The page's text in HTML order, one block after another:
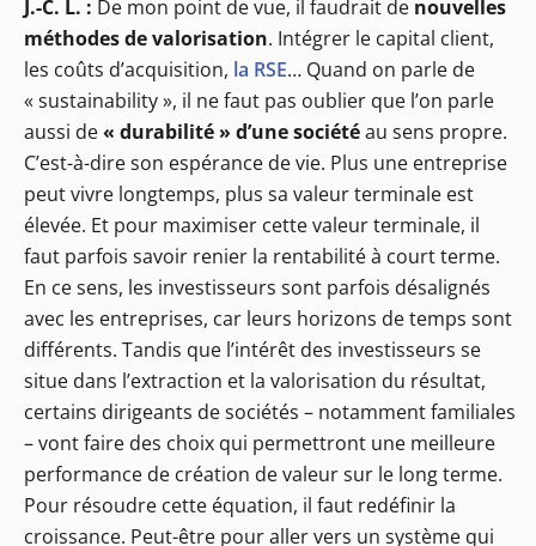
J.-C. L. : De mon point de vue, il faudrait de nouvelles
méthodes de valorisation. Intégrer le capital client,
les coûts d’acquisition, la RSE… Quand on parle de
« sustainability », il ne faut pas oublier que l’on parle
aussi de« durabilité » d’une sociétéau sens propre.
C’est-à-dire son espérance de vie. Plus une entreprise
peut vivre longtemps, plus sa valeur terminale est
élevée. Et pour maximiser cette valeur terminale, il
faut parfois savoir renier la rentabilité à court terme.
En ce sens, les investisseurs sont parfois désalignés
avec les entreprises, car leurs horizons de temps sont
différents. Tandis que l’intérêt des investisseurs se
situe dans l’extraction et la valorisation du résultat,
certains dirigeants de sociétés – notamment familiales
– vont faire des choix qui permettront une meilleure
performance de création de valeur sur le long terme.
Pour résoudre cette équation, il faut redéfinir la
croissance. Peut-être pour aller vers un système qui